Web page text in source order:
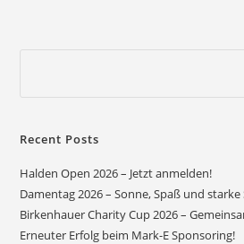
Recent Posts
Halden Open 2026 – Jetzt anmelden!
Damentag 2026 – Sonne, Spaß und starke
Birkenhauer Charity Cup 2026 –
Erneuter Erfolg beim Mark-E Sponsoring!